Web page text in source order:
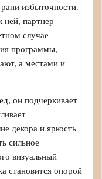
избыточности.
ней, партнер
случае
программы,
а местами и
он подчеркивает
декора и яркость
сильное
визуальный
становится опорой